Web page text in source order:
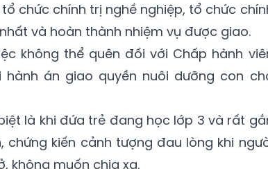
chức chính trị nghề nghiệp, tổ chức
và hoàn thành nhiệm vụ được giao.
không thể quên đối với Chấp hành
án giao quyền nuôi dưỡng con
là khi đứa trẻ đang học lớp 3 và rất
chứng kiến cảnh tượng đau lòng khi
không muốn chia xa.